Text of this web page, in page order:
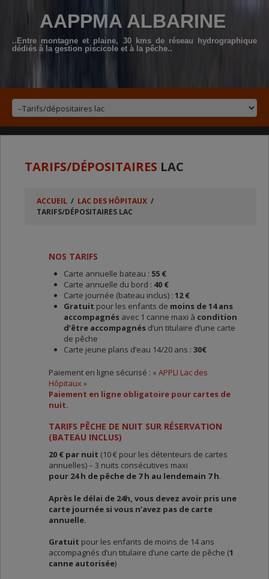
AAPPMA ALBARINE
..Entre montagne et plaine, 30 kms de réseau hydrographique
dédiés à la gestion piscicole et à la pêche..
TARIFS/DÉPOSITAIRES LAC
ACCUEIL / LAC DES HÔPITAUX /
TARIFS/DÉPOSITAIRES LAC
NOS TARIFS
Carte annuelle bateau : 55 €
Carte annuelle du bord : 40 €
Carte journée (bateau inclus) : 12 €
Gratuit pour les enfants de moins de 14 ans
accompagnés avec 1 canne maxi à condition
d’être accompagnés d’un titulaire d’une carte
de pêche
Carte jeune plans d’eau 14/20 ans : 30€
Paiement en ligne sécurisé : « APPLI Lac des
Hôpitaux »
Paiement en ligne obligatoire pour cartes de
nuit.
TARIFS PÊCHE DE NUIT SUR RÉSERVATION
(BATEAU INCLUS)
20 € par nuit (10 € pour les détenteurs de cartes
annuelles) – 3 nuits consécutives maxi
pour 24 h de pêche de 7 h au lendemain 7 h.
Après le délai de 24h, vous devez avoir pris une
carte journée si vous n’avez pas de carte
annuelle.
Gratuit pour les enfants de moins de 14 ans
accompagnés d’un titulaire d’une carte de pêche (1
canne autorisée)